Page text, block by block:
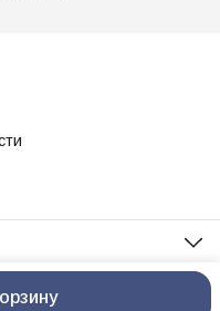
8, 3 этаж, секция 313
Реквизиты